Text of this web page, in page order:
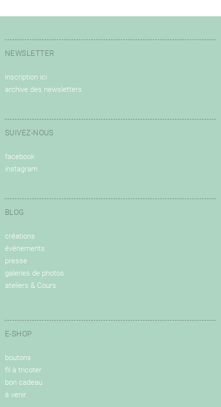
NEWSLETTER
inscription ici
archive des newsletters
SUIVEZ-NOUS
facebook
instagram
BLOG
créations
événements
presse
galeries de photos
ateliers & Cours
E-SHOP
boutons
fil à tricoter
bon cadeau
à venir